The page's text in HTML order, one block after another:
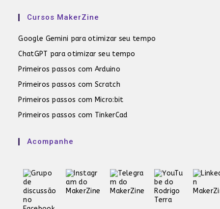
Cursos MakerZine
Google Gemini para otimizar seu tempo
ChatGPT para otimizar seu tempo
Primeiros passos com Arduino
Primeiros passos com Scratch
Primeiros passos com Micro:bit
Primeiros passos com TinkerCad
Acompanhe